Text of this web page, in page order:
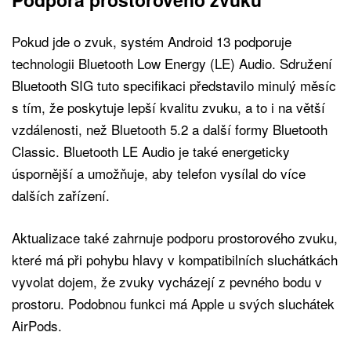
Pokud jde o zvuk, systém Android 13 podporuje
technologii Bluetooth Low Energy (LE) Audio. Sdružení
Bluetooth SIG tuto specifikaci představilo minulý měsíc
s tím, že poskytuje lepší kvalitu zvuku, a to i na větší
vzdálenosti, než Bluetooth 5.2 a další formy Bluetooth
Classic. Bluetooth LE Audio je také energeticky
úspornější a umožňuje, aby telefon vysílal do více
dalších zařízení.
Aktualizace také zahrnuje podporu prostorového zvuku,
které má při pohybu hlavy v kompatibilních sluchátkách
vyvolat dojem, že zvuky vycházejí z pevného bodu v
prostoru. Podobnou funkci má Apple u svých sluchátek
AirPods.